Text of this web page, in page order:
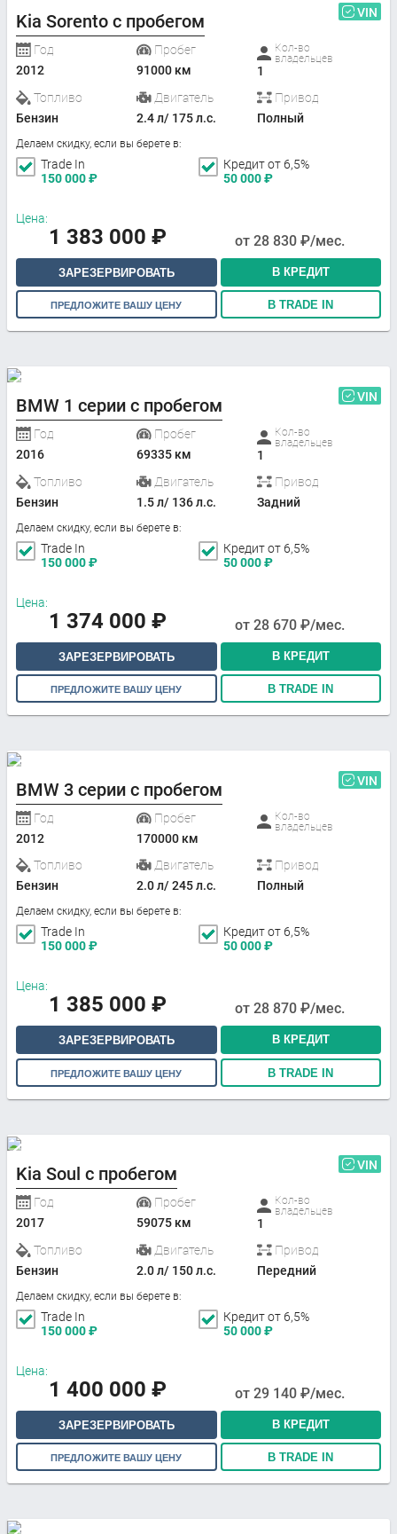
Kia Sorento с пробегом VIN
Год
2012
Пробег
91000 км
Кол-во
владельцев
1
Топливо
Бензин
Двигатель
2.4 л/ 175 л.с.
Привод
Полный
Делаем скидку, если вы берете в:
Trade In
150 000₽
Кредит от 6,5%
50 000₽
Цена:
1 383 000 ₽ от 28 830 ₽/мес.
ЗАРЕЗЕРВИРОВАТЬ В КРЕДИТ
ПРЕДЛОЖИТЕ ВАШУ ЦЕНУ В TRADE IN
BMW 1 серии с пробегом VIN
Год
2016
Пробег
69335 км
Кол-во
владельцев
1
Топливо
Бензин
Двигатель
1.5 л/ 136 л.с.
Привод
Задний
Делаем скидку, если вы берете в:
Trade In
150 000₽
Кредит от 6,5%
50 000₽
Цена:
1 374 000 ₽ от 28 670 ₽/мес.
ЗАРЕЗЕРВИРОВАТЬ В КРЕДИТ
ПРЕДЛОЖИТЕ ВАШУ ЦЕНУ В TRADE IN
BMW 3 серии с пробегом VIN
Год
2012
Пробег
170000 км
Кол-во
владельцев
Топливо
Бензин
Двигатель
2.0 л/ 245 л.с.
Привод
Полный
Делаем скидку, если вы берете в:
Trade In
150 000₽
Кредит от 6,5%
50 000₽
Цена:
1 385 000 ₽ от 28 870 ₽/мес.
ЗАРЕЗЕРВИРОВАТЬ В КРЕДИТ
ПРЕДЛОЖИТЕ ВАШУ ЦЕНУ В TRADE IN
Kia Soul с пробегом VIN
Год
2017
Пробег
59075 км
Кол-во
владельцев
1
Топливо
Бензин
Двигатель
2.0 л/ 150 л.с.
Привод
Передний
Делаем скидку, если вы берете в:
Trade In
150 000₽
Кредит от 6,5%
50 000₽
Цена:
1 400 000 ₽ от 29 140 ₽/мес.
ЗАРЕЗЕРВИРОВАТЬ В КРЕДИТ
ПРЕДЛОЖИТЕ ВАШУ ЦЕНУ В TRADE IN